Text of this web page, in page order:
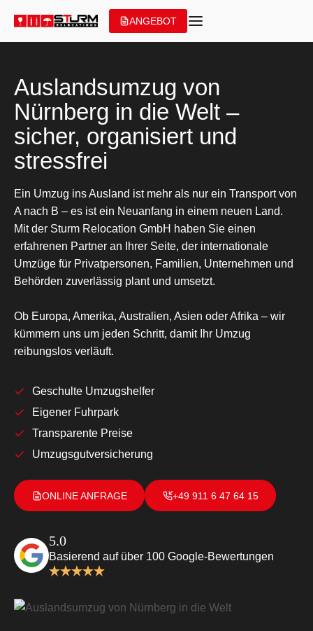
Inhalt
springen
ANGEBOT
Auslandsumzug von
Nürnberg in die Welt –
sicher, organisiert und
stressfrei
Ein Umzug ins Ausland ist mehr als nur ein Transport von
A nach B – es ist ein Neuanfang in einem neuen Land.
Mit der Sturm Relocation GmbH haben Sie einen
erfahrenen Partner an Ihrer Seite, der internationale
Umzüge für Privatpersonen, Familien, Unternehmen und
Behörden zuverlässig plant und umsetzt.
Ob Europa, Amerika, Australien, Asien oder Afrika – wir
kümmern uns um jeden Schritt, damit Ihr Umzug
reibungslos verläuft.
Geschulte Umzugshelfer
Eigener Fuhrpark
Transparente Preise
Umzugsgutversicherung
ONLINE ANFRAGE +49 911 6 47 64 15
5.0
Basierend auf über 100 Google-Bewertungen